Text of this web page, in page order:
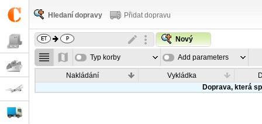
Hledaní dopravy Přidat dopravu
Nový
Typ korby Add parameters
Nakládání Vykládka
Doprava, která